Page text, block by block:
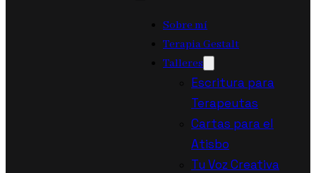
Sobre mí
Terapia Gestalt
Talleres
Escritura para
Terapeutas
Cartas para el
Atisbo
Tu Voz Creativa